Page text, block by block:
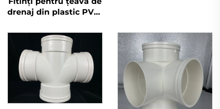
drenaj din plastic PVC-
bucsă, OEM
110mm